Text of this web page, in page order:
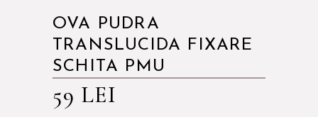
OVA PUDRA
TRANSLUCIDA FIXARE
SCHITA PMU
59 LEI